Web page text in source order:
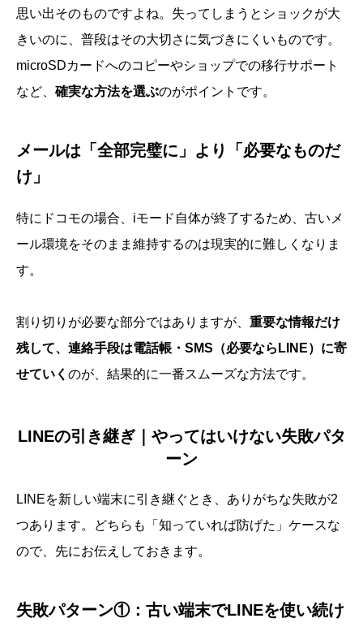
思い出そのものですよね。失ってしまうとショックが大
きいのに、普段はその大切さに気づきにくいものです。
microSDカードへのコピーやショップでの移行サポート
など、 確実な方法を選ぶのがポイントです。
メールは「全部完璧に」より「必要なものだ
け」
特にドコモの場合、iモード自体が終了するため、古いメ
ール環境をそのまま維持するのは現実的に難しくなりま
す。
割り切りが必要な部分ではありますが、 重要な情報だけ
残して、連絡手段は電話帳・SMS（必要ならLINE）に寄
せていく のが、結果的に一番スムーズな方法です。
LINEの引き継ぎ｜やってはいけない失敗パタ
ーン
LINEを新しい端末に引き継ぐとき、ありがちな失敗が2
つあります。どちらも「知っていれば防げた」ケースな
ので、先にお伝えしておきます。
失敗パターン①：古い端末でLINEを使い続け